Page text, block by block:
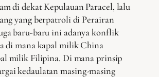
di dekat Kepulauan Paracel, lalu
yang berpatroli di Perairan
baru-baru ini adanya konflik
di mana kapal milik China
milik Filipina. Di mana prinsip
kedaulatan masing-masing